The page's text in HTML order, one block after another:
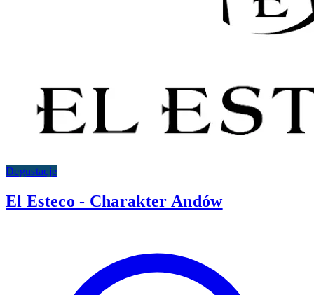
Degustacje
El Esteco - Charakter Andów